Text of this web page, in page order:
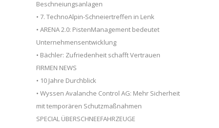
Beschneiungsanlagen
• 7. TechnoAlpin-Schneiertreffen in Lenk
• ARENA 2.0: PistenManagement bedeutet
Unternehmensentwicklung
• Bächler: Zufriedenheit schafft Vertrauen
FIRMEN NEWS
• 10 Jahre Durchblick
• Wyssen Avalanche Control AG: Mehr Sicherheit
mit temporären Schutzmaßnahmen
SPECIAL ÜBERSCHNEEFAHRZEUGE